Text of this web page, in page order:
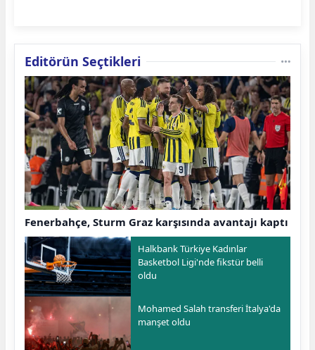
Editörün Seçtikleri
Fenerbahçe, Sturm Graz karşısında avantajı kaptı
Halkbank Türkiye Kadınlar
Basketbol Ligi'nde fikstür belli
oldu
Mohamed Salah transferi İtalya'da
manşet oldu